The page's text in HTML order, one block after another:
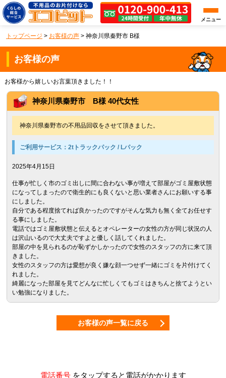
メニュー
トップページ > お客様の声 > 神奈川県秦野市 B様
お客様の声
お客様から嬉しいお言葉頂きました！！
神奈川県秦野市 B様 40代女性
神奈川県秦野市の不用品回収をさせて頂きました。
ご利用サービス：2tトラックパック / Lパック
2025年4月15日
仕事が忙しく市のゴミ出しに間に合わない事が増えて部屋がゴミ屋敷状態
になってしまったので衛生的にも良くないと思い業者さんにお願いする事
にしました。
自分である程度捨てれば良かったのですがそんな気力も無く全てお任せす
る事にしました。
電話ではゴミ屋敷状態と伝えるとオペレーターの女性の方が同じ状況の人
は沢山いるので大丈夫ですよと優しく話してくれました。
部屋の中を見られるのが恥ずかしかったので女性のスタッフの方に来て頂
きました。
女性のスタッフの方は愛想が良く嫌な顔一つせず一緒にゴミを片付けてく
れました。
綺麗になった部屋を見てどんなに忙しくてもゴミはきちんと捨てようとい
い勉強になりました。
お客様の声一覧に戻る
電話番号をタップすると電話がかかります